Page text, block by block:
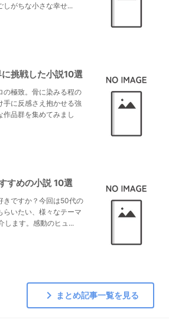
しがちな小さな幸せ...
挑戦した小説10選
の極致。骨に染みる程の
手に反感さえ抱かせる強
作品群を集めてみまし
すめの小説 10選
きですか？今回は50代の
らいたい、様々なテーマ
します。感動のヒュ...
chevron_right まとめ記事一覧を見る